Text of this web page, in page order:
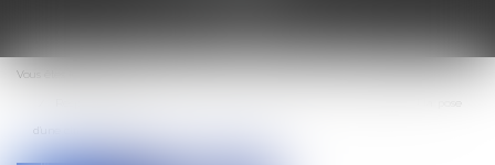
Ouvrir
le
Vous êtes ici :
d'une climatisation ?